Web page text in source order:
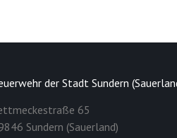
der Stadt Sundern
65
Sundern (Sauerland)